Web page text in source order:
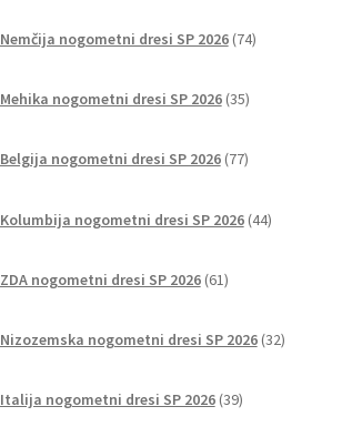
Nemčija nogometni dresi SP 2026 74izdelkov
Mehika nogometni dresi SP 2026 35izdelkov
Belgija nogometni dresi SP 2026 77izdelkov
Kolumbija nogometni dresi SP 2026 44izdelkov
ZDA nogometni dresi SP 2026 61izdelkov
Nizozemska nogometni dresi SP 2026 32izdelkov
Italija nogometni dresi SP 2026 39izdelkov